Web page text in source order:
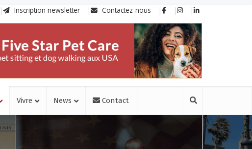
Inscription newsletter Contactez-nous
Vivre News Contact